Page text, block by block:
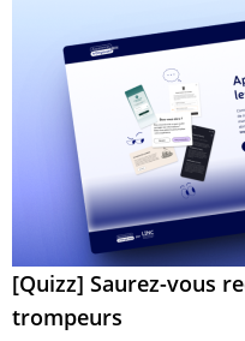
[Quizz] Saurez-vous
trompeurs